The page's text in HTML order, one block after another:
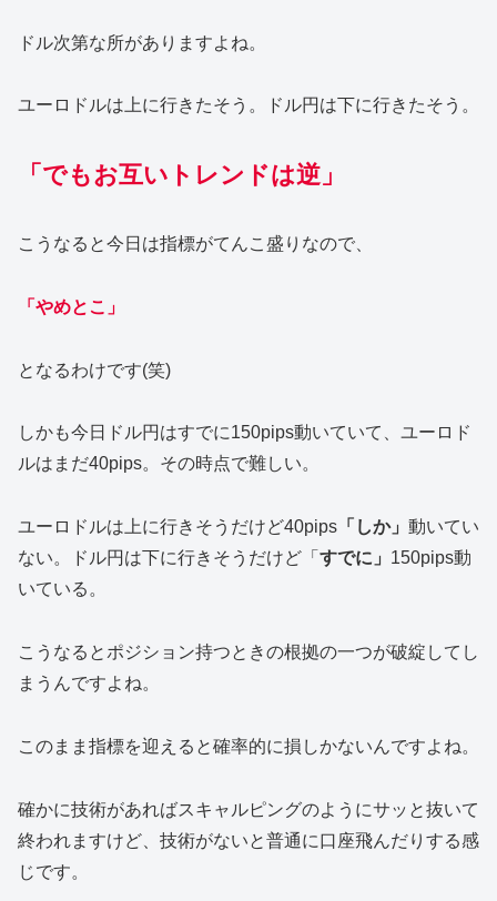
ドル次第な所がありますよね。
ユーロドルは上に行きたそう。ドル円は下に行きたそう。
「でもお互いトレンドは逆」
こうなると今日は指標がてんこ盛りなので、
「やめとこ」
となるわけです(笑)
しかも今日ドル円はすでに150pips動いていて、ユーロド
ルはまだ40pips。その時点で難しい。
ユーロドルは上に行きそうだけど40pips 「しか」 動いてい
ない。ドル円は下に行きそうだけど「 すでに」 150pips動
いている。
こうなるとポジション持つときの根拠の一つが破綻してし
まうんですよね。
このまま指標を迎えると確率的に損しかないんですよね。
確かに技術があればスキャルピングのようにサッと抜いて
終われますけど、技術がないと普通に口座飛んだりする感
じです。